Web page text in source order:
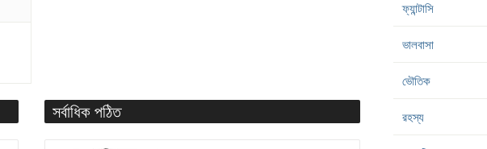
সর্বাধিক পঠিত
ফ্যান্টাসি
ভালবাসা
ভৌতিক
রহস্য